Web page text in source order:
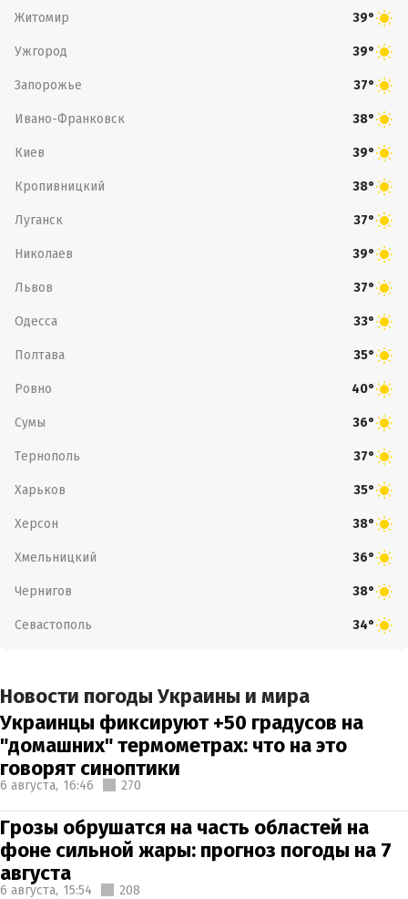
Житомир 39°
Ужгород 39°
Запорожье 37°
Ивано-Франковск 38°
Киев 39°
Кропивницкий 38°
Луганск 37°
Николаев 39°
Львов 37°
Одесса 33°
Полтава 35°
Ровно 40°
Сумы 36°
Тернополь 37°
Харьков 35°
Херсон 38°
Хмельницкий 36°
Чернигов 38°
Севастополь 34°
Новости погоды Украины и мира
Украинцы фиксируют +50 градусов на
"домашних" термометрах: что на это
говорят синоптики
6 августа, 16:46 270
Грозы обрушатся на часть областей на
фоне сильной жары: прогноз погоды на 7
августа
6 августа, 15:54 208